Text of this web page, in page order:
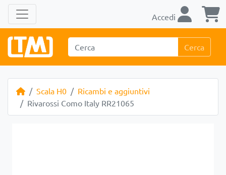
Accedi
Cerca
Scala H0
Ricambi e aggiuntivi
Rivarossi Como Italy RR21065